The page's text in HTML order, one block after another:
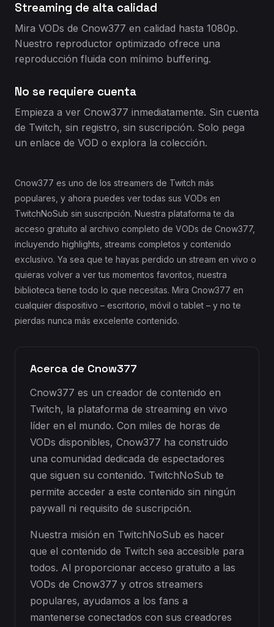
Streaming de alta calidad
Mira VODs de Cnow377 en calidad hasta 1080p.
Nuestro reproductor optimizado ofrece una
reproducción fluida con mínimo buffering.
No se requiere cuenta
Empieza a ver Cnow377 inmediatamente. Sin cuenta
de Twitch, sin registro, sin suscripción. Solo pega
un enlace de VOD o explora la colección.
Cnow377 es uno de los streamers de Twitch más
populares, y ahora puedes ver todas sus VODs en
TwitchNoSub sin suscripción. Nuestra plataforma te da
acceso gratuito al archivo completo de VODs de Cnow377,
incluyendo highlights, streams completos y contenido
exclusivo. Ya sea que te hayas perdido un stream en vivo o
quieras volver a ver tus momentos favoritos, nuestra
biblioteca tiene todo lo que necesitas. Mira Cnow377 en
cualquier dispositivo – escritorio, móvil o tablet – y no te
pierdas nunca más excelente contenido.
Acerca de Cnow377
Cnow377 es un creador de contenido en
Twitch, la plataforma de streaming en vivo
líder en el mundo. Con miles de horas de
VODs disponibles, Cnow377 ha construido
una comunidad dedicada de espectadores
que siguen su contenido. TwitchNoSub te
permite acceder a este contenido sin ningún
paywall ni requisito de suscripción.
Nuestra misión en TwitchNoSub es hacer
que el contenido de Twitch sea accesible para
todos. Al proporcionar acceso gratuito a las
VODs de Cnow377 y otros streamers
populares, ayudamos a los fans a
mantenerse conectados con sus creadores